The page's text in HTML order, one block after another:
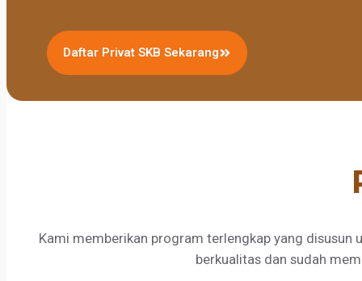
Daftar Privat SKB Sekarang
Kami memberikan program terlengkap yang disusun
berkualitas dan sudah